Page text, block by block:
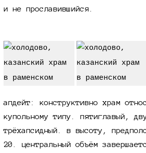
и не прославившийся.
апдейт: конструктивно храм
купольному типу. пятиглавый,
трёхапсидный. в высоту,
20. центральный объём